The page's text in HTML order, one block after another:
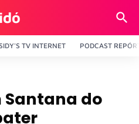
TV INTERNET PODCAST
Santana do